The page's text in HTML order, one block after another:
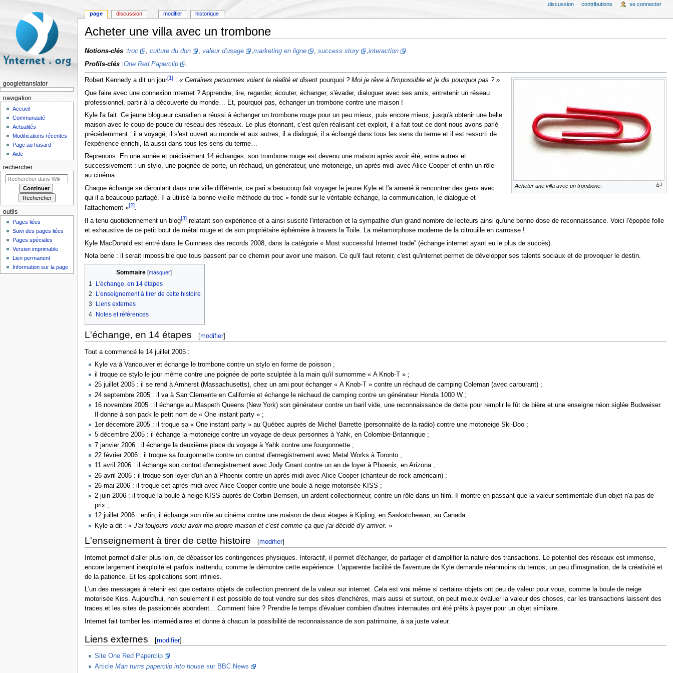
Acheter une villa avec un trombone
Notions-clés:troc , culture du don , valeur d'usage ,marketing en ligne , success story ,interaction
.
Profils-clés:One Red Paperclip
Acheter une villa avec un trombone
Robert Kennedy a dit un jour[1]: « Certaines personnes voient la réalité et disent pourquoi ? Moi je rêve à l'impossible et je dis pourquoi pas ? »
Que faire avec une connexion internet ? Apprendre, lire, regarder, écouter, échanger, s'évader, dialoguer avec ses amis, entretenir un réseau
professionnel, partir à la découverte du monde… Et, pourquoi pas, échanger un trombone contre une maison !
Kyle l'a fait. Ce jeune blogueur canadien a réussi à échanger un trombone rouge pour un peu mieux, puis encore mieux, jusqu'à obtenir une belle
maison avec le coup de pouce du réseau des réseaux. Le plus étonnant, c'est qu'en réalisant cet exploit, il a fait tout ce dont nous avons parlé
précédemment : il a voyagé, il s'est ouvert au monde et aux autres, il a dialogué, il a échangé dans tous les sens du terme et il est ressorti de
l'expérience enrichi, là aussi dans tous les sens du terme…
Reprenons. En une année et précisément 14 échanges, son trombone rouge est devenu une maison après avoir été, entre autres et
successivement : un stylo, une poignée de porte, un réchaud, un générateur, une motoneige, un après-midi avec Alice Cooper et enfin un rôle
au cinéma…
Chaque échange se déroulant dans une ville différente, ce pari a beaucoup fait voyager le jeune Kyle et l'a amené à rencontrer des gens avec
qui il a beaucoup partagé. Il a utilisé la bonne vieille méthode du troc « fondé sur le véritable échange, la communication, le dialogue et
l'attachement »[2].
Il a tenu quotidiennement un blog[3]relatant son expérience et a ainsi suscité l'interaction et la sympathie d'un grand nombre de lecteurs ainsi qu'une bonne dose de reconnaissance. Voici l'épopée folle
et exhaustive de ce petit bout de métal rouge et de son propriétaire éphémère à travers la Toile. La métamorphose moderne de la citrouille en carrosse !
Kyle MacDonald est entré dans le Guinness des records 2008, dans la catégorie « Most successful Internet trade” (échange internet ayant eu le plus de succès).
Nota bene : il serait impossible que tous passent par ce chemin pour avoir une maison. Ce qu'il faut retenir, c'est qu'internet permet de développer ses talents sociaux et de provoquer le destin.
Sommaire[masquer]
1
L'échange, en 14 étapes
2
L'enseignement à tirer de cette histoire
3
Liens externes
4 Notes et références
L'échange, en 14 étapes [modifier]
Tout a commencé le 14 juillet 2005 :
Kyle va à Vancouver et échange le trombone contre un stylo en forme de poisson ;
il troque ce stylo le jour même contre une poignée de porte sculptée à la main qu'il surnomme « A Knob-T » ;
25 juillet 2005 : il se rend à Amherst (Massachusetts), chez un ami pour échanger « A Knob-T » contre un réchaud de camping Coleman (avec carburant) ;
24 septembre 2005 : il va à San Clemente en Californie et échange le réchaud de camping contre un générateur Honda 1000 W ;
16 novembre 2005 : il échange au Maspeth Queens (New York) son générateur contre un baril vide, une reconnaissance de dette pour remplir le fût de bière et une enseigne néon siglée Budweiser.
Il donne à son pack le petit nom de « One instant party » ;
1er décembre 2005 : il troque sa « One instant party » au Québec auprès de Michel Barrette (personnalité de la radio) contre une motoneige Ski-Doo ;
5 décembre 2005 : il échange la motoneige contre un voyage de deux personnes à Yahk, en Colombie-Britannique ;
7 janvier 2006 : il échange la deuxième place du voyage à Yahk contre une fourgonnette ;
22 février 2006 : il troque sa fourgonnette contre un contrat d'enregistrement avec Metal Works à Toronto ;
11 avril 2006 : il échange son contrat d'enregistrement avec Jody Gnant contre un an de loyer à Phoenix, en Arizona ;
26 avril 2006 : il troque son loyer d'un an à Phoenix contre un après-midi avec Alice Cooper (chanteur de rock américain) ;
26 mai 2006 : il troque cet après-midi avec Alice Cooper contre une boule à neige motorisée KISS ;
2 juin 2006 : il troque la boule à neige KISS auprès de Corbin Bernsen, un ardent collectionneur, contre un rôle dans un film. Il montre en passant que la valeur sentimentale d'un objet n'a pas de
prix ;
12 juillet 2006 : enfin, il échange son rôle au cinéma contre une maison de deux étages à Kipling, en Saskatchewan, au Canada.
Kyle a dit : « J'ai toujours voulu avoir ma propre maison et c'est comme ça que j'ai décidé d'y arriver. »
L'enseignement à tirer de cette histoire [modifier]
Internet permet d'aller plus loin, de dépasser les contingences physiques. Interactif, il permet d'échanger, de partager et d'amplifier la nature des transactions. Le potentiel des réseaux est immense,
encore largement inexploité et parfois inattendu, comme le démontre cette expérience. L'apparente facilité de l'aventure de Kyle demande néanmoins du temps, un peu d'imagination, de la créativité et
de la patience. Et les applications sont infinies.
L'un des messages à retenir est que certains objets de collection prennent de la valeur sur internet. Cela est vrai même si certains objets ont peu de valeur pour vous, comme la boule de neige
motorisée Kiss. Aujourd'hui, non seulement il est possible de tout vendre sur des sites d'enchères, mais aussi et surtout, on peut mieux évaluer la valeur des choses, car les transactions laissent des
traces et les sites de passionnés abondent... Comment faire ? Prendre le temps d'évaluer combien d'autres internautes ont été prêts à payer pour un objet similaire.
Internet fait tomber les intermédiaires et donne à chacun la possibilité de reconnaissance de son patrimoine, à sa juste valeur.
Liens externes [modifier]
Site One Red Paperclip
Article Man turns paperclip into housesur BBC News
page discussion modifier historique
discussion contributions se connecter
googletranslator
navigation
Accueil
Communauté
Actualités
Modifications récentes
Page au hasard
Aide
rechercher
outils
Pages liées
Suivi des pages liées
Pages spéciales
Version imprimable
Lien permanent
Information sur la page